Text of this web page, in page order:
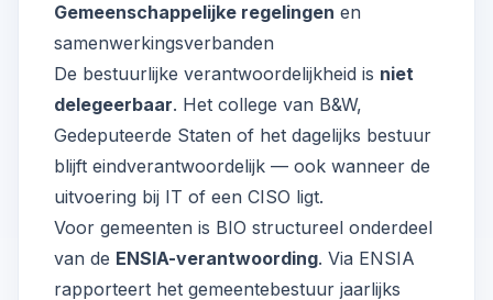
Gemeenschappelijke regelingen en
samenwerkingsverbanden
De bestuurlijke verantwoordelijkheid is niet
delegeerbaar. Het college van B&W,
Gedeputeerde Staten of het dagelijks bestuur
blijft eindverantwoordelijk — ook wanneer de
uitvoering bij IT of een CISO ligt.
Voor gemeenten is BIO structureel onderdeel
van de ENSIA-verantwoording. Via ENSIA
rapporteert het gemeentebestuur jaarlijks